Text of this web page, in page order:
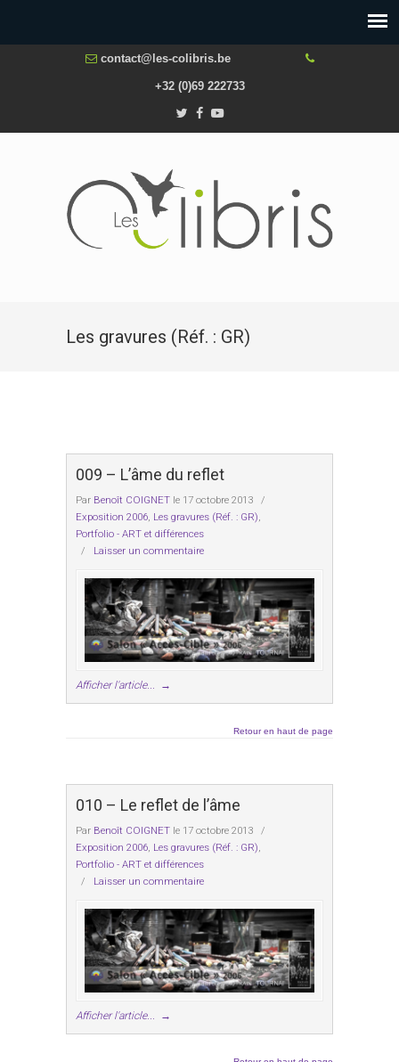
contact@les-colibris.be
+32 (0)69 222733
Les gravures (Réf. : GR)
009 – L’âme du reflet
Par Benoît COIGNET le 17 octobre 2013
/
Exposition 2006, Les gravures (Réf. : GR),
Portfolio - ART et différences
/ Laisser un commentaire
Afficher l'article... →
Retour en haut de page
010 – Le reflet de l’âme
Par Benoît COIGNET le 17 octobre 2013
/
Exposition 2006, Les gravures (Réf. : GR),
Portfolio - ART et différences
/ Laisser un commentaire
Afficher l'article... →